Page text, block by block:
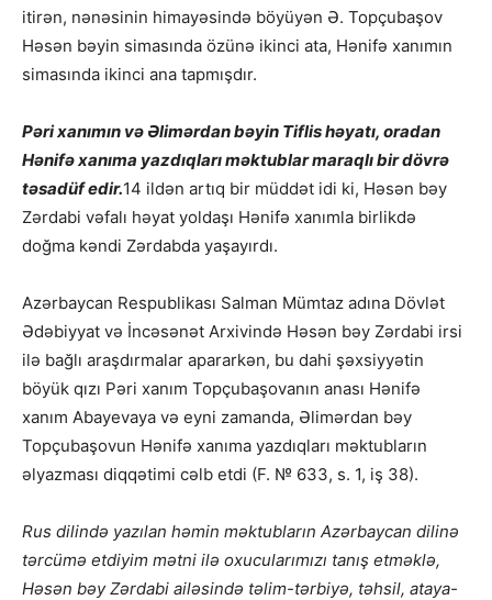
itirən, nənəsinin himayəsində böyüyən Ə. Topçubaşov
Həsən bəyin simasında özünə ikinci ata, Hənifə xanımın
simasında ikinci ana tapmışdır.
Pəri xanımın və Əlimərdan bəyin Tiflis həyatı, oradan
Hənifə xanıma yazdıqları məktublar maraqlı bir dövrə
təsadüf edir.14 ildən artıq bir müddət idi ki, Həsən bəy
Zərdabi vəfalı həyat yoldaşı Hənifə xanımla birlikdə
doğma kəndi Zərdabda yaşayırdı.
Azərbaycan Respublikası Salman Mümtaz adına Dövlət
Ədəbiyyat və İncəsənət Arxivində Həsən bəy Zərdabi irsi
ilə bağlı araşdırmalar apararkən, bu dahi şəxsiyyətin
böyük qızı Pəri xanım Topçubaşovanın anası Hənifə
xanım Abayevaya və eyni zamanda, Əlimərdan bəy
Topçubaşovun Hənifə xanıma yazdıqları məktubların
əlyazması diqqətimi cəlb etdi (F. № 633, s. 1, iş 38).
Rus dilində yazılan həmin məktubların Azərbaycan dilinə
tərcümə etdiyim mətni ilə oxucularımızı tanış etməklə,
Həsən bəy Zərdabi ailəsində təlim-tərbiyə, təhsil, ataya-